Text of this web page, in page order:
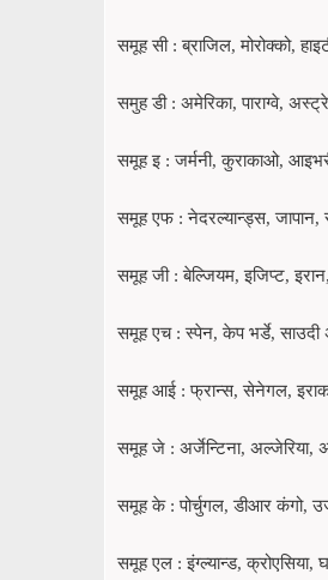
समूह सी : ब्राजिल, मोरोक्को,
समुह डी : अमेरिका, पाराग्वे,
समूह इ : जर्मनी, कुराकाओ,
समूह एफ : नेदरल्यान्ड्स, जापान,
समूह जी : बेल्जियम, इजिप्ट,
समूह एच : स्पेन, केप भर्डे, साउदी
समूह आई : फ्रान्स, सेनेगल,
समूह जे : अर्जेन्टिना, अल्जेरिया,
समूह के : पोर्चुगल, डीआर कंगो,
समूह एल : इंग्ल्यान्ड, क्रोएसिया,